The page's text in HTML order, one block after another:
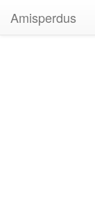
Amisperdus